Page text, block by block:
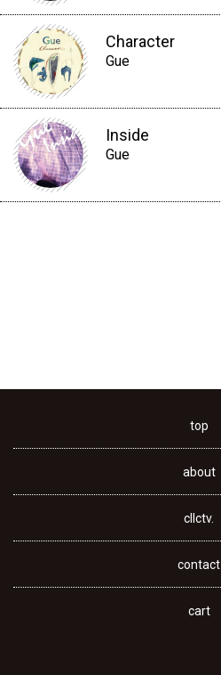
Character
Gue
Inside
Gue
top
about
cllctv.
contact
cart